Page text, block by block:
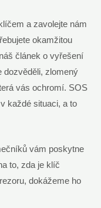
a zavolejte nám
okamžitou
článek o‌ vyřešení
zlomený
vás ochromí. SOS
každé⁣ situaci,​ a to
vám ​poskytne
to, zda⁣ je‌ klíč
dokážeme ho